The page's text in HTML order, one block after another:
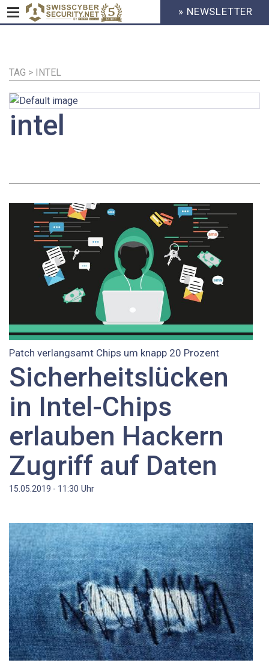
Inhalt
HEADER
MENU
» NEWSLETTER
TAG > INTEL
intel
Patch verlangsamt Chips um knapp 20 Prozent
Sicherheitslücken
in Intel-Chips
erlauben Hackern
Zugriff auf Daten
15.05.2019 - 11:30 Uhr